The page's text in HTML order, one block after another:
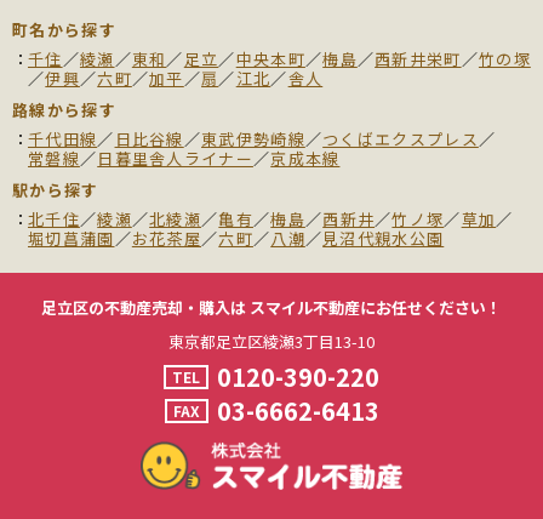
町名から探す
千住／綾瀬／東和／足立／中央本町／梅島／西新井栄町／竹の塚
／伊興／六町／加平／扇／江北／舎人
路線から探す
千代田線／ 日比谷線／東武伊勢崎線／つくばエクスプレス／
常磐線／日暮里舎人ライナー／京成本線
駅から探す
北千住／綾瀬／北綾瀬／亀有／梅島／西新井／竹ノ塚／草加／
堀切菖蒲園／お花茶屋／六町／八潮／見沼代親水公園
足立区の不動産売却・購入は スマイル不動産にお任せください！
東京都足立区綾瀬3丁目13-10
TEL 0120-390-220
FAX 03-6662-6413